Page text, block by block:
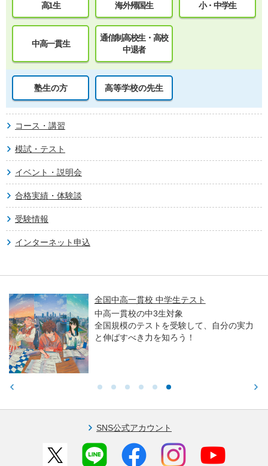
高1生 海外帰国生 小・中学生
中高一貫生
通信制高校生・高校
中退者
塾生の方 高等学校の先生
コース・講習
模試・テスト
イベント・説明会
合格実績・体験談
受験情報
インターネット申込
全国中高一貫校 中学生テスト
中高一貫校の中3生対象
全国規模のテストを受験して、自分の実力
と伸ばすべき力を知ろう！
SNS公式アカウント